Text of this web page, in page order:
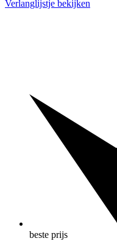
750ml
Verlanglijstje bekijken
beste prijs